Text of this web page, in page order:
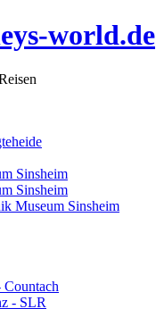
world.de
Sinsheim
Sinsheim
Museum Sinsheim
- SLR